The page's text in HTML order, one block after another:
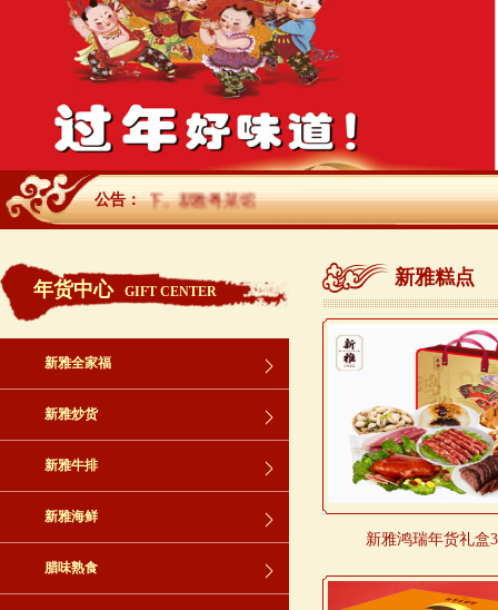
公告：
百年传承，名扬天下。新雅粤菜馆
年货中心 GIFT CENTER
新雅全家福
新雅炒货
新雅牛排
新雅海鲜
腊味熟食
新雅糕点
新雅鸿瑞年货礼盒